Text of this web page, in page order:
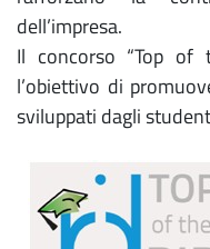
dell’impresa.
Il concorso “Top of
l’obiettivo di
sviluppati dagli